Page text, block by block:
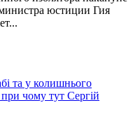
юстиции Гия
та у колишнього
чому тут Сергій